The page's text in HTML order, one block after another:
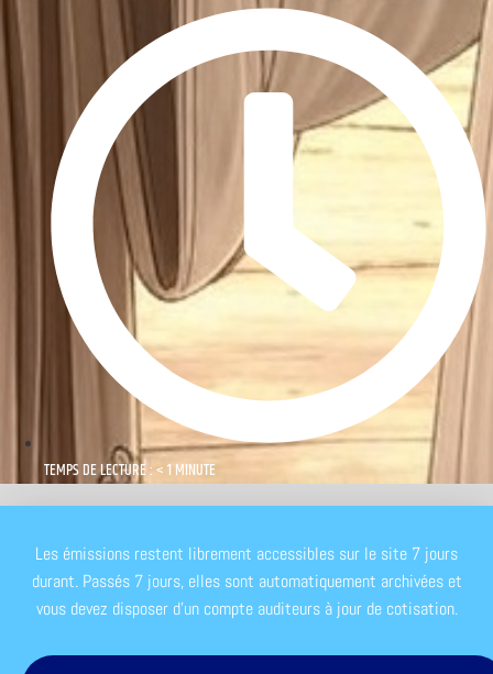
TEMPS DE LECTURE : < 1 MINUTE
Les émissions restent librement accessibles sur le site 7 jours
durant. Passés 7 jours, elles sont automatiquement archivées et
vous devez disposer d'un compte auditeurs à jour de cotisation.